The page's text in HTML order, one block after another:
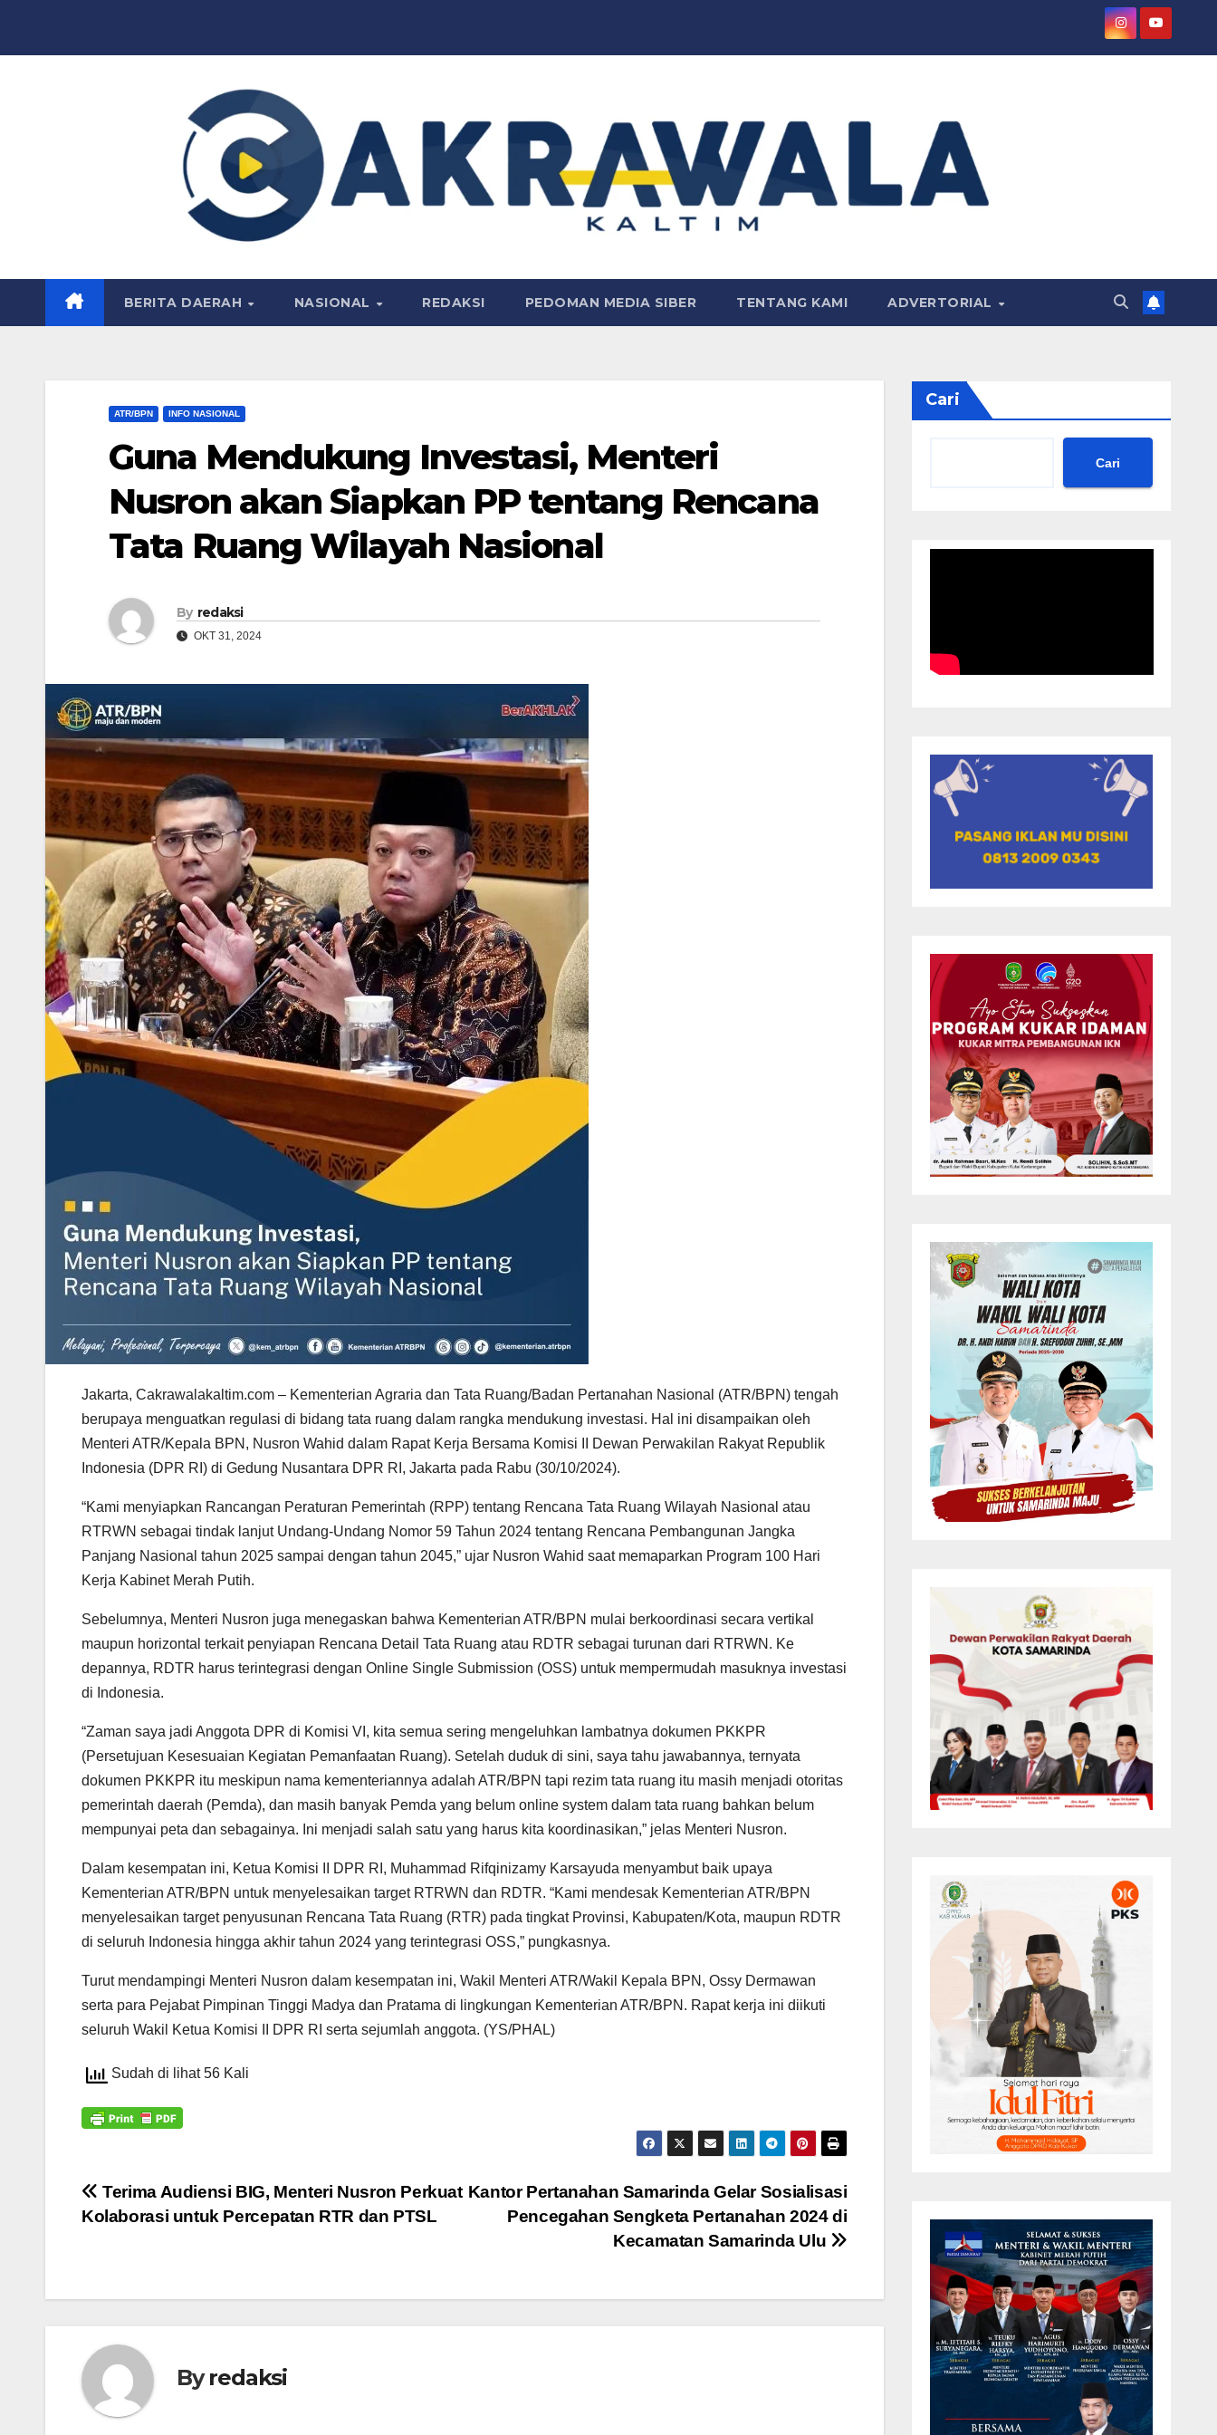
BERITA DAERAH NASIONAL REDAKSI PEDOMAN MEDIA SIBER TENTANG KAMI ADVERTORIAL
ATR/BPN INFO NASIONAL
Guna Mendukung Investasi, Menteri
Nusron akan Siapkan PP tentang Rencana
Tata Ruang Wilayah Nasional
By redaksi
OKT 31, 2024
Jakarta, Cakrawalakaltim.com – Kementerian Agraria dan Tata Ruang/Badan Pertanahan Nasional (ATR/BPN) tengah
berupaya menguatkan regulasi di bidang tata ruang dalam rangka mendukung investasi. Hal ini disampaikan oleh
Menteri ATR/Kepala BPN, Nusron Wahid dalam Rapat Kerja Bersama Komisi II Dewan Perwakilan Rakyat Republik
Indonesia (DPR RI) di Gedung Nusantara DPR RI, Jakarta pada Rabu (30/10/2024).
“Kami menyiapkan Rancangan Peraturan Pemerintah (RPP) tentang Rencana Tata Ruang Wilayah Nasional atau
RTRWN sebagai tindak lanjut Undang-Undang Nomor 59 Tahun 2024 tentang Rencana Pembangunan Jangka
Panjang Nasional tahun 2025 sampai dengan tahun 2045,” ujar Nusron Wahid saat memaparkan Program 100 Hari
Kerja Kabinet Merah Putih.
Sebelumnya, Menteri Nusron juga menegaskan bahwa Kementerian ATR/BPN mulai berkoordinasi secara vertikal
maupun horizontal terkait penyiapan Rencana Detail Tata Ruang atau RDTR sebagai turunan dari RTRWN. Ke
depannya, RDTR harus terintegrasi dengan Online Single Submission (OSS) untuk mempermudah masuknya investasi
di Indonesia.
“Zaman saya jadi Anggota DPR di Komisi VI, kita semua sering mengeluhkan lambatnya dokumen PKKPR
(Persetujuan Kesesuaian Kegiatan Pemanfaatan Ruang). Setelah duduk di sini, saya tahu jawabannya, ternyata
dokumen PKKPR itu meskipun nama kementeriannya adalah ATR/BPN tapi rezim tata ruang itu masih menjadi otoritas
pemerintah daerah (Pemda), dan masih banyak Pemda yang belum online system dalam tata ruang bahkan belum
mempunyai peta dan sebagainya. Ini menjadi salah satu yang harus kita koordinasikan,” jelas Menteri Nusron.
Dalam kesempatan ini, Ketua Komisi II DPR RI, Muhammad Rifqinizamy Karsayuda menyambut baik upaya
Kementerian ATR/BPN untuk menyelesaikan target RTRWN dan RDTR. “Kami mendesak Kementerian ATR/BPN
menyelesaikan target penyusunan Rencana Tata Ruang (RTR) pada tingkat Provinsi, Kabupaten/Kota, maupun RDTR
di seluruh Indonesia hingga akhir tahun 2024 yang terintegrasi OSS,” pungkasnya.
Turut mendampingi Menteri Nusron dalam kesempatan ini, Wakil Menteri ATR/Wakil Kepala BPN, Ossy Dermawan
serta para Pejabat Pimpinan Tinggi Madya dan Pratama di lingkungan Kementerian ATR/BPN. Rapat kerja ini diikuti
seluruh Wakil Ketua Komisi II DPR RI serta sejumlah anggota. (YS/PHAL)
Sudah di lihat 56 Kali
Navigasi
Kantor Pertanahan Samarinda Gelar Sosialisasi
Pencegahan Sengketa Pertanahan 2024 di
Kecamatan Samarinda Ulu
Terima Audiensi BIG, Menteri Nusron Perkuat
Kolaborasi untuk Percepatan RTR dan PTSL
Byredaksi
Cari
Cari